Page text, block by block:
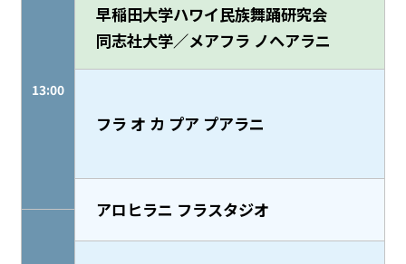
13:00
早稲田大学ハワイ民族舞踊研究会
同志社大学／メアフラ ノヘアラニ
フラ オ カ プア プアラニ
アロヒラニ フラスタジオ